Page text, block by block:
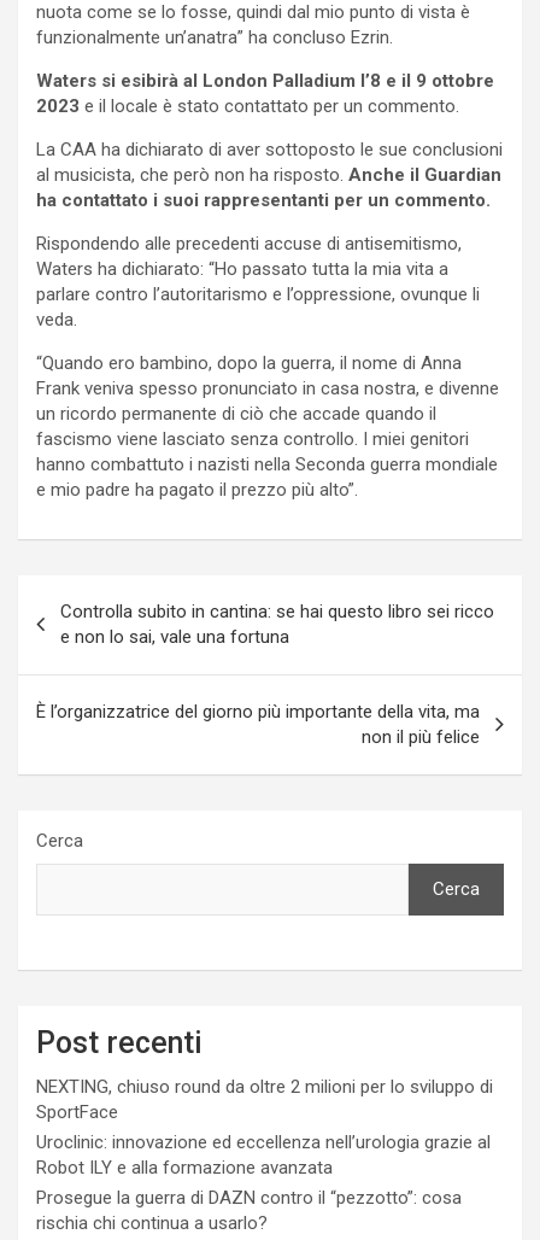
nuota come se lo fosse, quindi dal mio punto di vista è
funzionalmente un’anatra” ha concluso Ezrin.
Waters si esibirà al London Palladium l’8 e il 9 ottobre
2023 e il locale è stato contattato per un commento.
La CAA ha dichiarato di aver sottoposto le sue conclusioni
al musicista, che però non ha risposto. Anche il Guardian
ha contattato i suoi rappresentanti per un commento.
Rispondendo alle precedenti accuse di antisemitismo,
Waters ha dichiarato: “Ho passato tutta la mia vita a
parlare contro l’autoritarismo e l’oppressione, ovunque li
veda.
“Quando ero bambino, dopo la guerra, il nome di Anna
Frank veniva spesso pronunciato in casa nostra, e divenne
un ricordo permanente di ciò che accade quando il
fascismo viene lasciato senza controllo. I miei genitori
hanno combattuto i nazisti nella Seconda guerra mondiale
e mio padre ha pagato il prezzo più alto”.
articoli
Controlla subito in cantina: se hai questo libro sei ricco
e non lo sai, vale una fortuna
È l’organizzatrice del giorno più importante della vita, ma
non il più felice
Cerca
Cerca
Post recenti
NEXTING, chiuso round da oltre 2 milioni per lo sviluppo di
SportFace
Uroclinic: innovazione ed eccellenza nell’urologia grazie al
Robot ILY e alla formazione avanzata
Prosegue la guerra di DAZN contro il “pezzotto”: cosa
rischia chi continua a usarlo?